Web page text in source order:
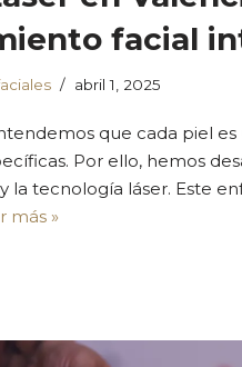
facial
abril 1, 2025
que cada piel
Por ello, hemos
la tecnología láser. Este
más »